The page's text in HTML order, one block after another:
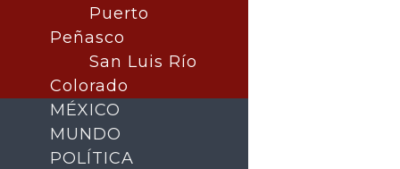
Puerto
Peñasco
San Luis Río
Colorado
MÉXICO
MUNDO
POLÍTICA